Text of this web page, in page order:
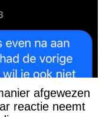
afgewezen
reactie neemt